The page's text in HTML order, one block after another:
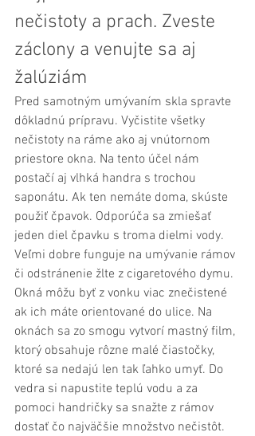
nečistoty a prach. Zveste
záclony a venujte sa aj
žalúziám
Pred samotným umývaním skla spravte
dôkladnú prípravu. Vyčistite všetky
nečistoty na ráme ako aj vnútornom
priestore okna. Na tento účel nám
postačí aj vlhká handra s trochou
saponátu. Ak ten nemáte doma, skúste
použiť čpavok. Odporúča sa zmiešať
jeden diel čpavku s troma dielmi vody.
Veľmi dobre funguje na umývanie rámov
či odstránenie žlte z cigaretového dymu.
Okná môžu byť z vonku viac znečistené
ak ich máte orientované do ulice. Na
oknách sa zo smogu vytvorí mastný film,
ktorý obsahuje rôzne malé čiastočky,
ktoré sa nedajú len tak ľahko umyť. Do
vedra si napustite teplú vodu a za
pomoci handričky sa snažte z rámov
dostať čo najväčšie množstvo nečistôt.